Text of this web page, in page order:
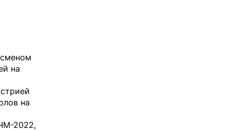
на
на
2022,